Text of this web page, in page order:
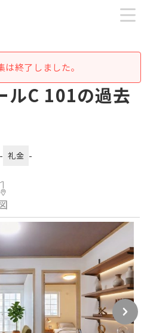
は終了しました。
ルC 101の過去
- 礼金 -